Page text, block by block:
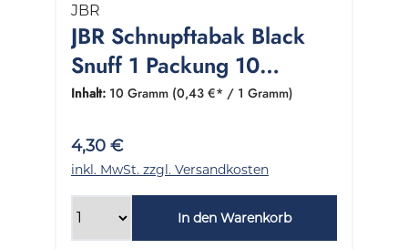
JBR
JBR Schnupftabak Black
Snuff 1 Packung 10
Gramm
Inhalt: 10 Gramm (0,43 €* / 1 Gramm)
4,30 €
inkl. MwSt. zzgl. Versandkosten
In den Warenkorb